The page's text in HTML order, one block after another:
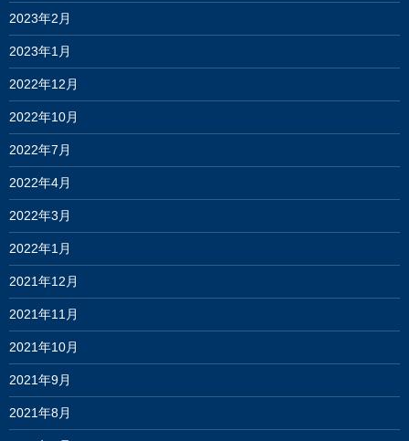
2023年2月
2023年1月
2022年12月
2022年10月
2022年7月
2022年4月
2022年3月
2022年1月
2021年12月
2021年11月
2021年10月
2021年9月
2021年8月